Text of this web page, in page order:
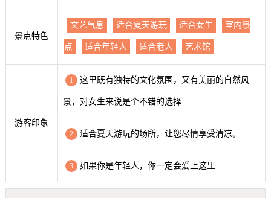
景点特色
文艺气息 适合夏天游玩 适合女生 室内景
点 适合年轻人 适合老人 艺术馆
游客印象
1 这里既有独特的文化氛围，又有美丽的自然风
景，对女生来说是个不错的选择
2 适合夏天游玩的场所，让您尽情享受清凉。
3 如果你是年轻人，你一定会爱上这里